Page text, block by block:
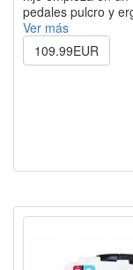
pedales pulcro y
Ver más
109.99EUR